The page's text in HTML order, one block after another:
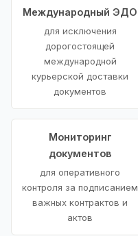
Международный ЭДО
для исключения
дорогостоящей
международной
курьерской доставки
документов
Мониторинг
документов
для оперативного
контроля за подписанием
важных контрактов и
актов